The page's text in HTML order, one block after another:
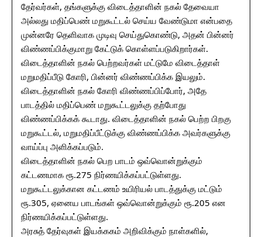
தேர்வர்கள், தங்களுக்கு விடைத்தாளின் நகல் தேவையா
அல்லது மதிப்பெண் மறுகூட்டல் செய்ய வேண்டுமா என்பதை
முன்னரே தெளிவாக முடிவு செய்துகொண்டு, அதன் பின்னர்
விண்ணப்பிக்குமாறு கேட்டுக் கொள்ளப்படுகிறார்கள்.
விடைத்தாளின் நகல் பெற்றவர்கள் மட்டுமே விடைத்தாள்
மறுமதிப்பீடு கோரி, பின்னர் விண்ணப்பிக்க இயலும்.
விடைத்தாளின் நகல் கோரி விண்ணப்பிப்போர், அதே
பாடத்தில் மதிப்பெண் மறுகூட்டலுக்கு தற்போது
விண்ணப்பிக்கக் கூடாது. விடைத்தாளின் நகல் பெற்ற பிறகு
மறுகூட்டல், மறுமதிப்பீட்டுக்கு விண்ணப்பிக்க அவர்களுக்கு
வாய்ப்பு அளிக்கப்படும்.
விடைத்தாளின் நகல் பெற பாடம் ஒவ்வொன்றுக்கும்
கட்டணமாக ரூ.275 நிர்ணயிக்கப்பட்டுள்ளது.
மறுகூட்டலுக்கான கட்டணம் உயிரியல் பாடத்துக்கு மட்டும்
ரூ.305, ஏனைய பாடங்கள் ஒவ்வொன்றுக்கும் ரூ.205 என
நிர்ணயிக்கப்பட்டுள்ளது.
அரசுத் தேர்வுகள் இயக்ககம் அறிவிக்கும் நாள்களில்,